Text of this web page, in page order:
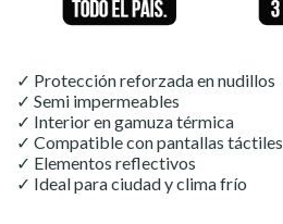
✓ Protección reforzada en nudillos
✓ Semi impermeables
✓ Interior en gamuza térmica
✓ Compatible con pantallas táctiles
✓ Elementos reflectivos
✓ Ideal para ciudad y clima frío